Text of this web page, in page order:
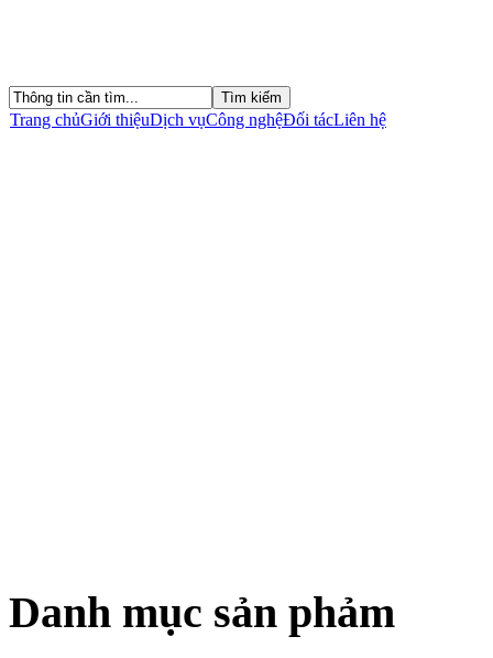
Trang chủGiới thiệuDịch vụCông nghệĐối tácLiên hệ
Danh mục sản phảm